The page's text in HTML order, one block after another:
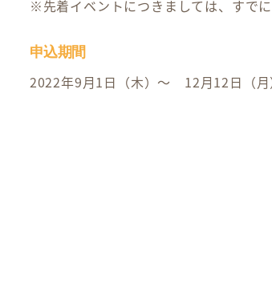
※先着イベントにつきましては、すで
申込期間
2022年9月1日（木）～ 12月12日（月